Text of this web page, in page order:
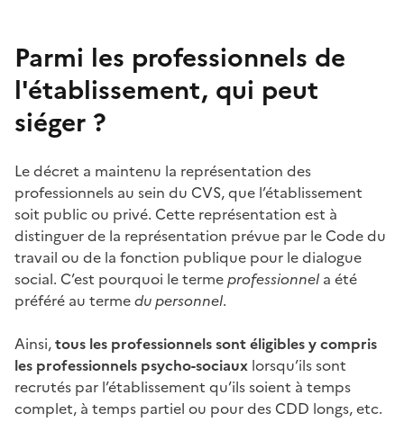
Parmi les professionnels de
l'établissement, qui peut
siéger ?
Le décret a maintenu la représentation des
professionnels au sein du CVS, que l’établissement
soit public ou privé. Cette représentation est à
distinguer de la représentation prévue par le Code du
travail ou de la fonction publique pour le dialogue
social. C’est pourquoi le termeprofessionnel a été
préféré au termedu personnel.
Ainsi,tous les professionnels sont éligibles y compris
les professionnels psycho-sociaux lorsqu’ils sont
recrutés par l’établissement qu’ils soient à temps
complet, à temps partiel ou pour des CDD longs, etc.